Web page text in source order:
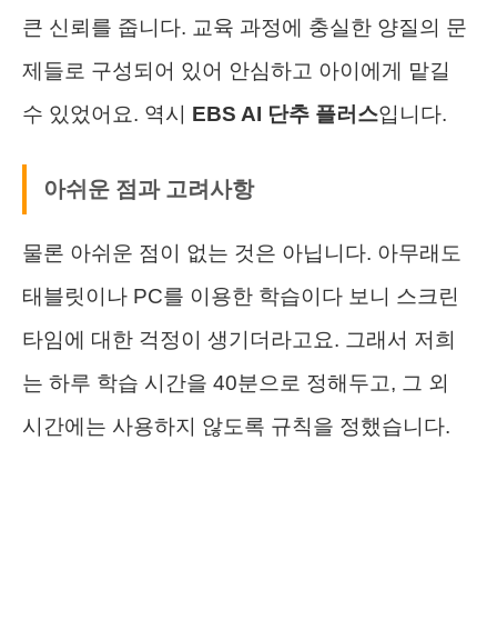
큰 신뢰를 줍니다. 교육 과정에 충실한 양질의 문
제들로 구성되어 있어 안심하고 아이에게 맡길
수 있었어요. 역시 EBS AI 단추 플러스입니다.
아쉬운 점과 고려사항
물론 아쉬운 점이 없는 것은 아닙니다. 아무래도
태블릿이나 PC를 이용한 학습이다 보니 스크린
타임에 대한 걱정이 생기더라고요. 그래서 저희
는 하루 학습 시간을 40분으로 정해두고, 그 외
시간에는 사용하지 않도록 규칙을 정했습니다.